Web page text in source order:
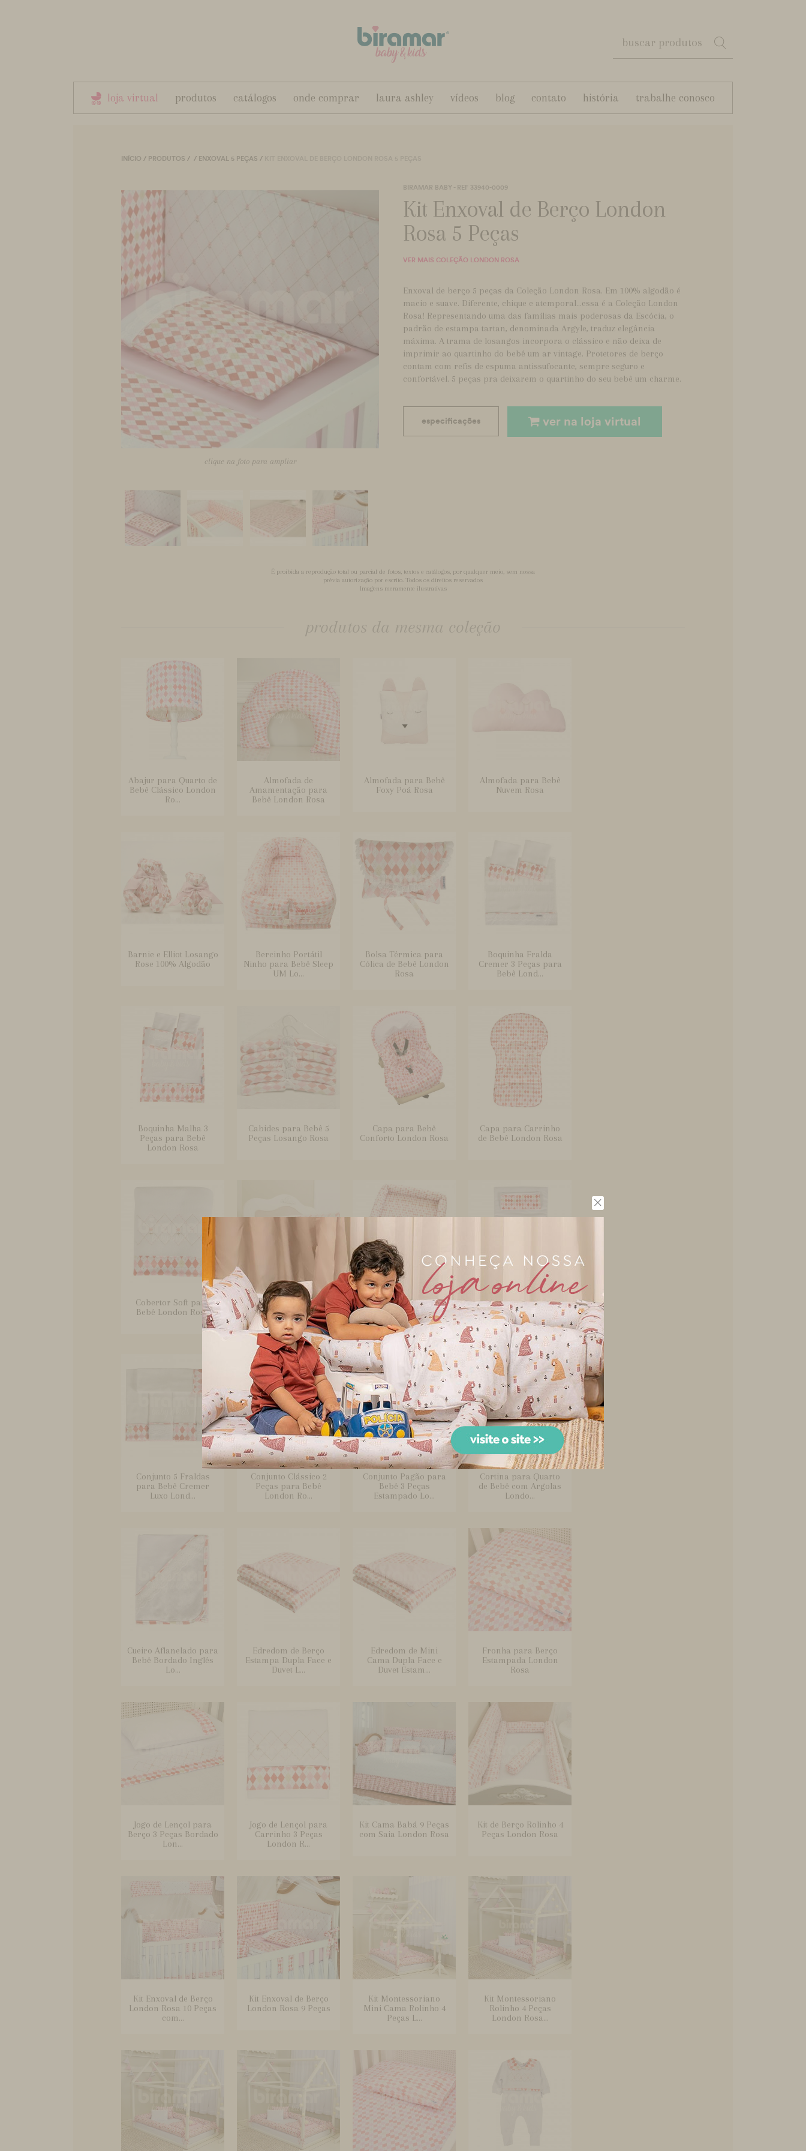
loja virtual produtos catálogos onde comprar laura ashley vídeos blog contato história trabalhe conosco
INÍCIO / PRODUTOS / / ENXOVAL 5 PEÇAS /
clique na foto para ampliar
BIRAMAR BABY - REF 33940-0009
Kit Enxoval de Berço London
Rosa 5 Peças
VER MAIS COLEÇÃO LONDON ROSA
Enxoval de berço 5 peças da Coleção London Rosa. Em 100% algodão é
macio e suave. Diferente, chique e atemporal...essa é a Coleção London
Rosa! Representando uma das famílias mais poderosas da Escócia, o
padrão de estampa tartan, denominada Argyle, traduz elegância
máxima. A trama de losangos incorpora o clássico e não deixa de
imprimir ao quartinho do bebê um ar vintage. Protetores de berço
contam com refis de espuma antissufocante, sempre seguro e
confortável. 5 peças pra deixarem o quartinho do seu bebê um charme.
especificações ver na loja virtual
É proibida a reprodução total ou parcial de fotos, textos e catálogos, por qualquer meio, sem nossa
prévia autorização por escrito. Todos os direitos reservados
Imagens meramente ilustrativas
produtos da mesma coleção
Abajur para Quarto de
Bebê Clássico London
Ro...
Almofada de
Amamentação para
Bebê London Rosa
Almofada para Bebê
Foxy Poá Rosa
Almofada para Bebê
Nuvem Rosa
Barnie e Elliot Losango
Rose 100% Algodão
Bercinho Portátil
Ninho para Bebê Sleep
UM Lo...
Bolsa Térmica para
Cólica de Bebê London
Rosa
Boquinha Fralda
Cremer 3 Peças para
Bebê Lond...
Boquinha Malha 3
Peças para Bebê
London Rosa
Cabides para Bebê 5
Peças Losango Rosa
Capa para Bebê
Conforto London Rosa
Capa para Carrinho
de Bebê London Rosa
Cobertor Soft para
Bebê London Rosa
Cobertura para Grade
de Berço London Rosa
Colchonete para Bebê
e Kids London Rosa
Colchonete para
Carrinho de Bebê com
Fronha M...
Conjunto 5 Fraldas
para Bebê Cremer
Luxo Lond...
Conjunto Clássico 2
Peças para Bebê
London Ro...
Conjunto Pagão para
Bebê 3 Peças
Estampado Lo...
Cortina para Quarto
de Bebê com Argolas
Londo...
Cueiro Aflanelado para
Bebê Bordado Inglês
Lo...
Edredom de Berço
Estampa Dupla Face e
Duvet L...
Edredom de Mini
Cama Dupla Face e
Duvet Estam...
Fronha para Berço
Estampada London
Rosa
Jogo de Lençol para
Berço 3 Peças Bordado
Lon...
Jogo de Lençol para
Carrinho 3 Peças
London R...
Kit Cama Babá 9 Peças
com Saia London Rosa
Kit de Berço Rolinho 4
Peças London Rosa
Kit Enxoval de Berço
London Rosa 10 Peças
com...
Kit Enxoval de Berço
London Rosa 9 Peças
Kit Montessoriano
Mini Cama Rolinho 4
Peças L...
Kit Montessoriano
Rolinho 4 Peças
London Rosa...